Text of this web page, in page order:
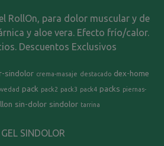
RollOn, para dolor muscular y de
y aloe vera. Efecto frío/calor.
Descuentos Exclusivos
sindolor crema-masaje destacado dex-home
pack pack2 pack3 pack4 packs piernas-
sin-dolor sindolor tarrina
GEL SINDOLOR